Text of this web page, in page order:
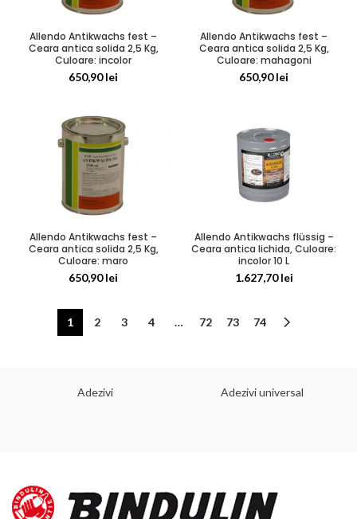
Allendo Antikwachs fest –
Ceara antica solida 2,5 Kg,
Culoare: incolor
650,90lei
Allendo Antikwachs fest –
Ceara antica solida 2,5 Kg,
Culoare: mahagoni
650,90lei
Allendo Antikwachs fest –
Ceara antica solida 2,5 Kg,
Culoare: maro
650,90lei
Allendo Antikwachs flüssig –
Ceara antica lichida, Culoare:
incolor 10 L
1.627,70lei
1 2 3 4 … 72 73 74
Adezivi Adezivi universal